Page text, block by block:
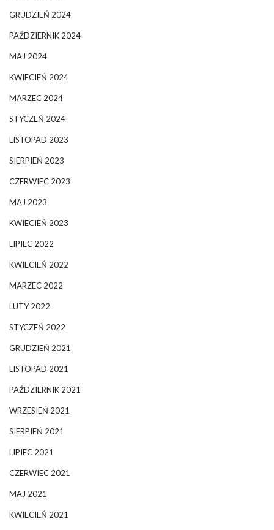
GRUDZIEŃ 2024
PAŹDZIERNIK 2024
MAJ 2024
KWIECIEŃ 2024
MARZEC 2024
STYCZEŃ 2024
LISTOPAD 2023
SIERPIEŃ 2023
CZERWIEC 2023
MAJ 2023
KWIECIEŃ 2023
LIPIEC 2022
KWIECIEŃ 2022
MARZEC 2022
LUTY 2022
STYCZEŃ 2022
GRUDZIEŃ 2021
LISTOPAD 2021
PAŹDZIERNIK 2021
WRZESIEŃ 2021
SIERPIEŃ 2021
LIPIEC 2021
CZERWIEC 2021
MAJ 2021
KWIECIEŃ 2021